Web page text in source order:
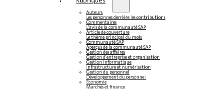
Auteurs
Les personnes derrière les contributions
Commentaires
L'avis de la communauté SAP
Article de couverture
Le thème principal du mois
Communauté SAP
Aperçus de la communauté SAP
Gestion des affaires
Gestion d'entreprise et organisation
Gestion informatique
Infrastructure et numérisation
Gestion du personnel
Développement du personnel
Économie
Marchés et finance